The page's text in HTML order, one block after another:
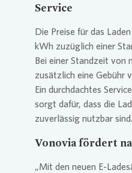
Service
Die Preise für das
kWh zuzüglich einer
Bei einer Standzeit von
zusätzlich eine Gebühr
Ein durchdachtes
sorgt dafür, dass die
zuverlässig nutzbar sind.
Vonovia fördert
„Mit den neuen E-